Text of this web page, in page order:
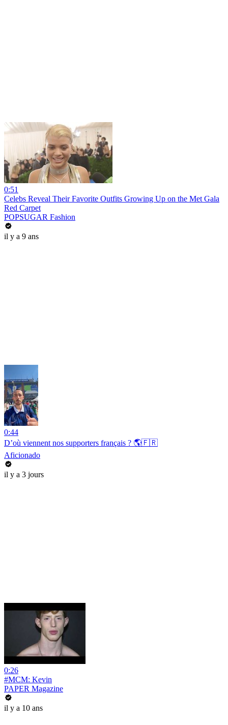
0:51
Celebs Reveal Their Favorite Outfits Growing Up on the Met Gala
Red Carpet
POPSUGAR Fashion
il y a 9 ans
0:44
D’où viennent nos supporters français ? 🌎🇫🇷
Aficionado
il y a 3 jours
0:26
#MCM: Kevin
PAPER Magazine
il y a 10 ans